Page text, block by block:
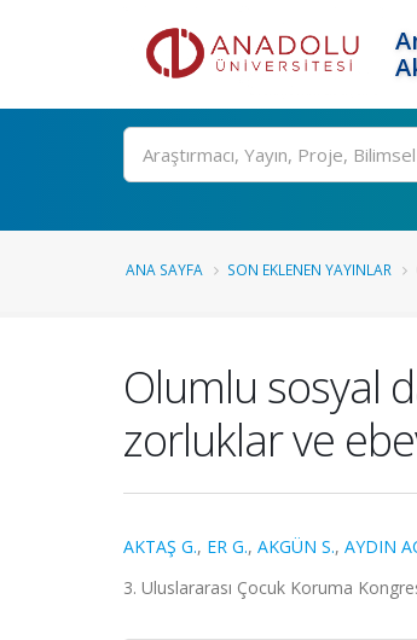
Ara
ANA SAYFA SON EKLENEN YAYINLAR
Olumlu sosyal
zorluklar ve
AKTAŞ G., ER G., AKGÜN S., AYDIN
3. Uluslararası Çocuk Koruma